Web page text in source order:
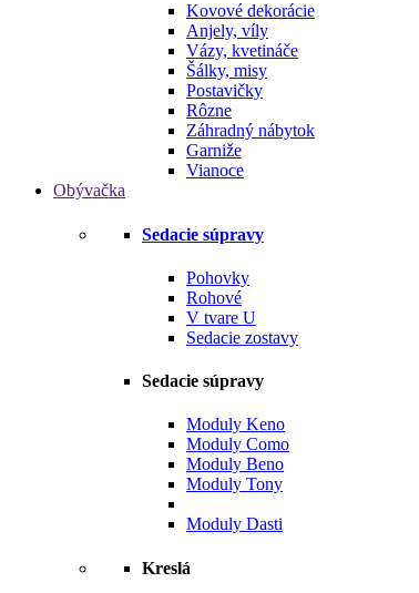
Kovové dekorácie
Anjely, víly
Vázy, kvetináče
Šálky, misy
Postavičky
Rôzne
Záhradný nábytok
Garniže
Vianoce
Obývačka
Sedacie súpravy
Pohovky
Rohové
V tvare U
Sedacie zostavy
Sedacie súpravy
Moduly Keno
Moduly Como
Moduly Beno
Moduly Tony
Moduly Dasti
Kreslá